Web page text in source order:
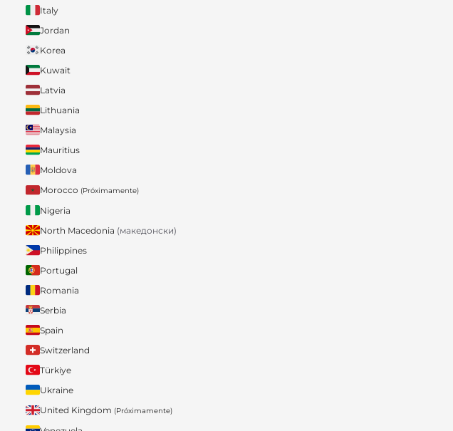
Italy
Jordan
Korea
Kuwait
Latvia
Lithuania
Malaysia
Mauritius
Moldova
Morocco (Próximamente)
Nigeria
North Macedonia (македонски)
Philippines
Portugal
Romania
Serbia
Spain
Switzerland
Türkiye
Ukraine
United Kingdom (Próximamente)